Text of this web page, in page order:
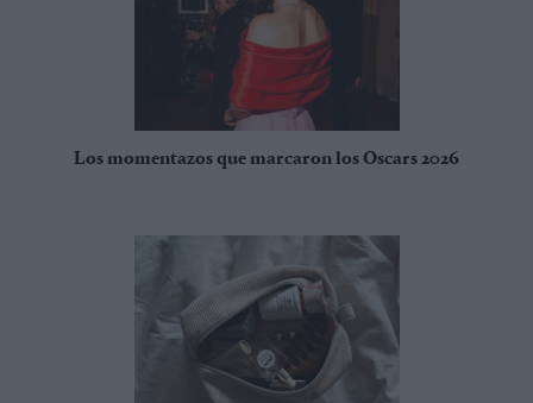
Los momentazos que marcaron los Oscars 2026